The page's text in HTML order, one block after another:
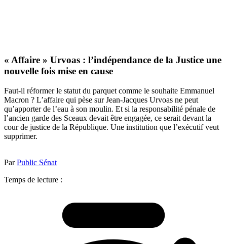
« Affaire » Urvoas : l’indépendance de la Justice une
nouvelle fois mise en cause
Faut-il réformer le statut du parquet comme le souhaite Emmanuel
Macron ? L’affaire qui pèse sur Jean-Jacques Urvoas ne peut
qu’apporter de l’eau à son moulin. Et si la responsabilité pénale de
l’ancien garde des Sceaux devait être engagée, ce serait devant la
cour de justice de la République. Une institution que l’exécutif veut
supprimer.
ParPublic Sénat
Temps de lecture :